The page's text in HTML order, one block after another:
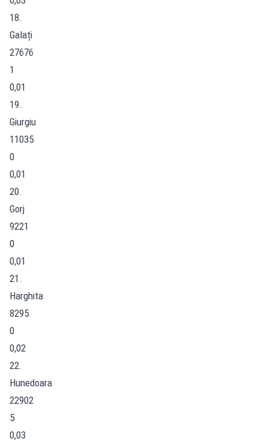
18.
Galați
27676
1
0,01
19.
Giurgiu
11035
0
0,01
20.
Gorj
9221
0
0,01
21.
Harghita
8295
0
0,02
22.
Hunedoara
22902
5
0,03